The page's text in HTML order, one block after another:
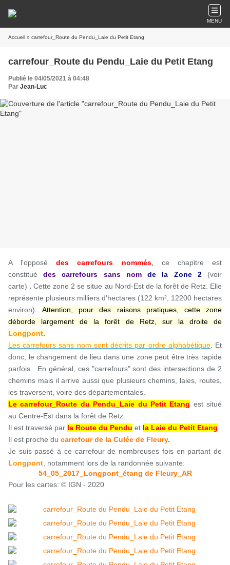
MENU
Accueil » carrefour_Route du Pendu_Laie du Petit Etang
carrefour_Route du Pendu_Laie du Petit Etang
Publié le 04/05/2021 à 04:48
Par Jean-Luc
A l'opposédes carrefours nommés,
ce chapitre est
constitué
des carrefours sans nom de la Zone 2
(voir
carte) .Cette zone 2 se situe au Nord-Est de la forêt de Retz. Elle
représente plusieurs milliers d'hectares (122 km², 12200 hectares
environ) .Attention, pour des raisons pratiques, cette zone
déborde largement de la forêt de Retz, sur la droite de
Longpont
Les carrefours sans nom sont décrits par ordre alphabétique.
Et
donc, le changement de lieu dans une zone peut être très rapide
parfois. En général, ces "carrefours" sont des intersections de 2
chemins mais il arrive aussi que plusieurs chemins, laies, routes,
les traversent, voire des départementales.
Le carrefour_Route du Pendu_Laie du Petit Etang est situé
au Centre-Est dans la forêt de Retz.
Il est traversé par la Route du Pendu et la Laie du Petit Etang
Il est proche du carrefour de la Culée de Fleury.
Je suis passé à ce carrefour de nombreuses fois en partant de
Longpont , notamment lors de la randonnée suivante:
54_05_2017_Longpont_étang de Fleury_AR
Pour les cartes: © IGN - 2020